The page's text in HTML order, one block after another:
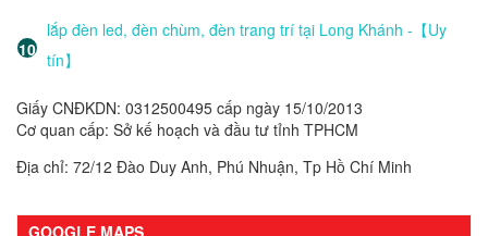
lắp đèn led, đèn chùm, đèn trang trí tại Long Khánh -【Uy
tín】
Giấy CNĐKDN: 0312500495 cấp ngày 15/10/2013
Cơ quan cấp: Sở kế hoạch và đầu tư tỉnh TPHCM
Địa chỉ: 72/12 Đào Duy Anh, Phú Nhuận, Tp Hồ Chí Minh